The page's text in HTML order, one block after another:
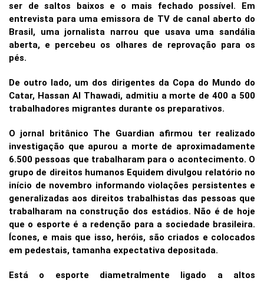
ser de saltos baixos e o mais fechado possível. Em
entrevista para uma emissora de TV de canal aberto do
Brasil, uma jornalista narrou que usava uma sandália
aberta, e percebeu os olhares de reprovação para os
pés.
De outro lado, um dos dirigentes da Copa do Mundo do
Catar, Hassan Al Thawadi, admitiu a morte de 400 a 500
trabalhadores migrantes durante os preparativos.
O jornal britânico The Guardian afirmou ter realizado
investigação que apurou a morte de aproximadamente
6.500 pessoas que trabalharam para o acontecimento. O
grupo de direitos humanos Equidem divulgou relatório no
início de novembro informando violações persistentes e
generalizadas aos direitos trabalhistas das pessoas que
trabalharam na construção dos estádios. Não é de hoje
que o esporte é a redenção para a sociedade brasileira.
Ícones, e mais que isso, heróis, são criados e colocados
em pedestais, tamanha expectativa depositada.
Está o esporte diametralmente ligado a altos